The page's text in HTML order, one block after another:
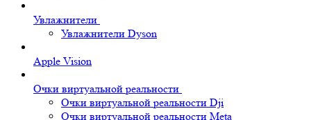
Увлажнители
Увлажнители Dyson
Apple Vision
Очки виртуальной реальности
Очки виртуальной реальности Dji
Очки виртуальной реальности Meta